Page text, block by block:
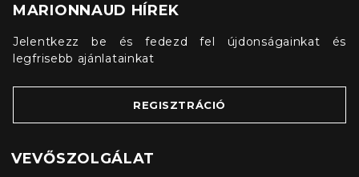
MARIONNAUD HÍREK
Jelentkezz be és fedezd fel újdonságainkat és
legfrisebb ajánlatainkat
REGISZTRÁCIÓ
VEVŐSZOLGÁLAT